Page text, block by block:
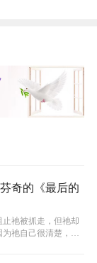
奇的《最后的
祂被抓走，但祂却
祂自己很清楚，被